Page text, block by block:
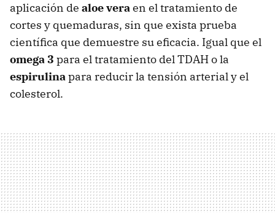
aplicación de aloe veraen el tratamiento de
cortes y quemaduras, sin que exista prueba
científica que demuestre su eficacia. Igual que el
omega 3 para el tratamiento del TDAH o la
espirulinapara reducir la tensión arterial y el
colesterol.